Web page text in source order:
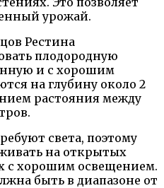
урожай.
Рестина
плодородную
и с хорошим
на глубину около 2
растояния между
света, поэтому
на открытых
с хорошим освещением.
быть в диапазоне от